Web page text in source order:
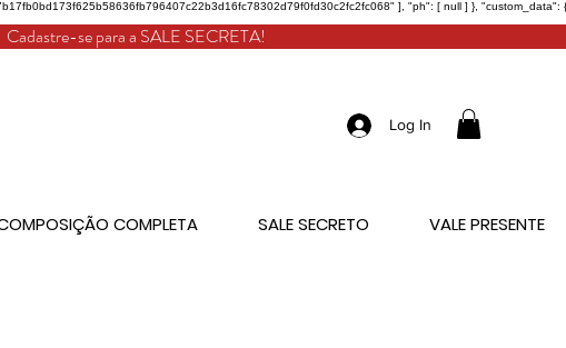
], "ph": [ null ] },
Cadastre-se para a SALE SECRETA!
Log In
COMPLETA SALE SECRETO VALE PRESENTE